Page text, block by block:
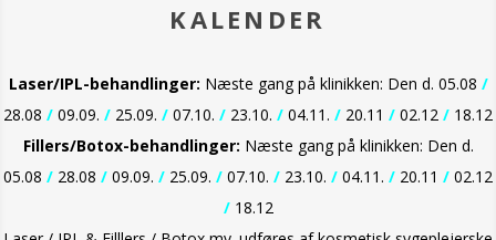
KALENDER
Laser/IPL-behandlinger: Næste gang på klinikken: Den d. 05.08 /
28.08 / 09.09. / 25.09. / 07.10. / 23.10. / 04.11. / 20.11 / 02.12 / 18.12
Fillers/Botox-behandlinger: Næste gang på klinikken: Den d.
05.08 / 28.08 / 09.09. / 25.09. / 07.10. / 23.10. / 04.11. / 20.11 / 02.12
/18.12